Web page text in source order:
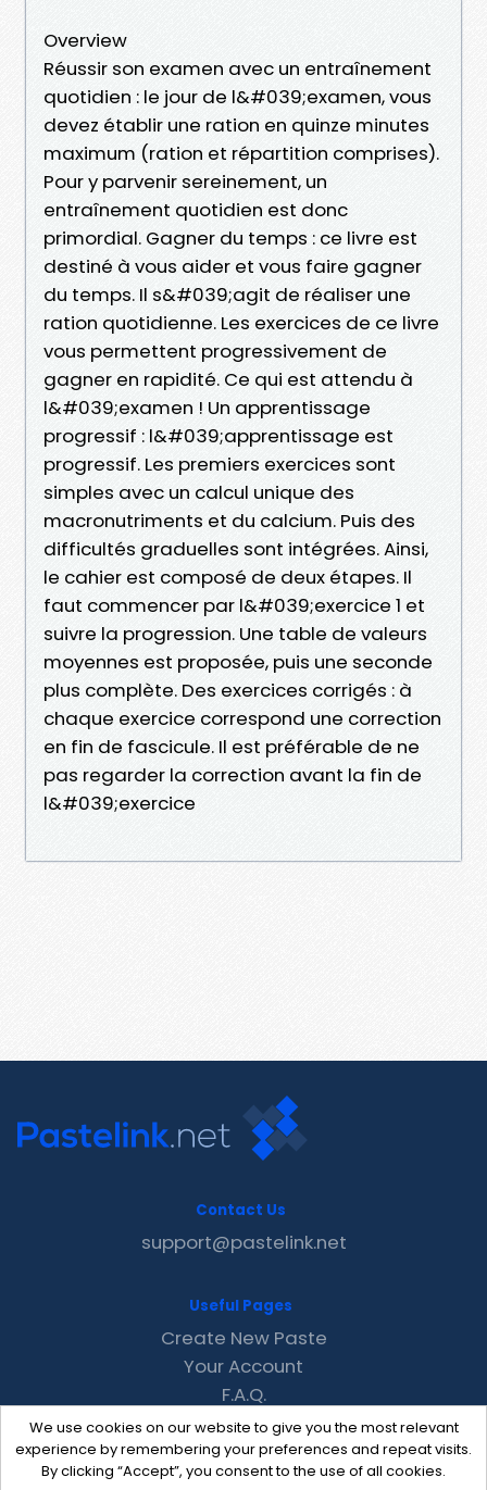
Overview
Réussir son examen avec un entraînement
quotidien : le jour de l&#039;examen, vous
devez établir une ration en quinze minutes
maximum (ration et répartition comprises).
Pour y parvenir sereinement, un
entraînement quotidien est donc
primordial. Gagner du temps : ce livre est
destiné à vous aider et vous faire gagner
du temps. Il s&#039;agit de réaliser une
ration quotidienne. Les exercices de ce livre
vous permettent progressivement de
gagner en rapidité. Ce qui est attendu à
l&#039;examen ! Un apprentissage
progressif : l&#039;apprentissage est
progressif. Les premiers exercices sont
simples avec un calcul unique des
macronutriments et du calcium. Puis des
difficultés graduelles sont intégrées. Ainsi,
le cahier est composé de deux étapes. Il
faut commencer par l&#039;exercice 1 et
suivre la progression. Une table de valeurs
moyennes est proposée, puis une seconde
plus complète. Des exercices corrigés : à
chaque exercice correspond une correction
en fin de fascicule. Il est préférable de ne
pas regarder la correction avant la fin de
l&#039;exercice
We use cookies on our website to give you the most relevant
experience by remembering your preferences and repeat visits.
By clicking “Accept”, you consent to the use of all cookies.
Contact Us
support@pastelink.net
Useful Pages
Create New Paste
Your Account
F.A.Q.
Recent
Contact